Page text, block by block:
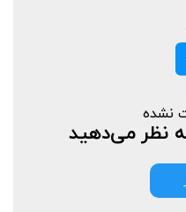
نشده
نظر می‌دهید